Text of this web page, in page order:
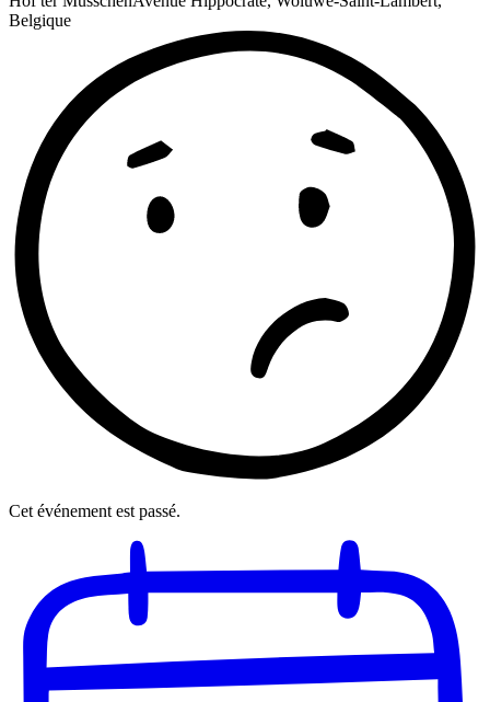
Belgique
Cet événement est passé.